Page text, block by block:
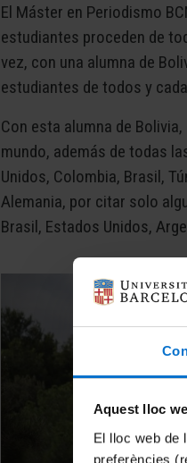
Aquest lloc
El lloc web de
preferències
El Máster en Periodismo
estudiantes proceden de
vez, con una alumna de
estudiantes de todos y
Con esta alumna de
mundo, además de todas
Unidos, Colombia, Brasil,
Alemania, por citar solo
Brasil, Estados Unidos,